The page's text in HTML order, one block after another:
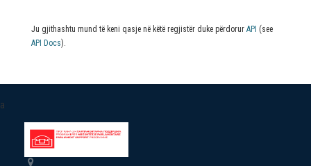
Ju gjithashtu mund të keni qasje në këtë regjistër duke përdorur API (see
API Docs).
a